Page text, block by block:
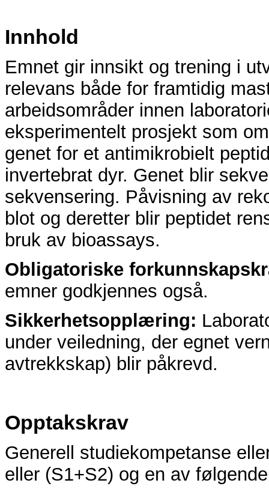
Innhold
Emnet gir innsikt og trening i
relevans både for framtidig
arbeidsområder innen
eksperimentelt prosjekt som
genet for et antimikrobielt
invertebrat dyr. Genet blir
sekvensering. Påvisning av
blot og deretter blir peptidet
bruk av bioassays.
Obligatoriske
emner godkjennes også.
Sikkerhetsopplæring:
under veiledning, der egnet
avtrekkskap) blir påkrevd.
Opptakskrav
Generell studiekompetanse
eller (S1+S2) og en av